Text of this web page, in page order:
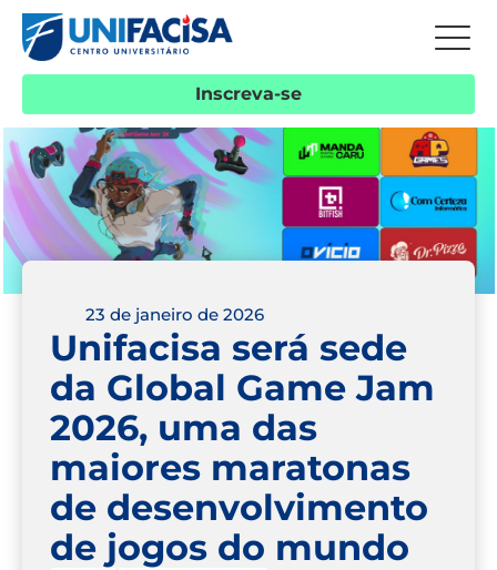
Inscreva-se
23 de janeiro de 2026
Unifacisa será sede
da Global Game Jam
2026, uma das
maiores maratonas
de desenvolvimento
de jogos do mundo